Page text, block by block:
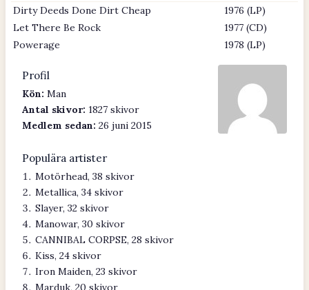
Dirty Deeds Done Dirt Cheap
1976 (LP)
Let There Be Rock
1977 (CD)
Powerage
1978 (LP)
Profil
Kön: Man
Antal skivor: 1827 skivor
Medlem sedan: 26 juni 2015
Populära artister
Motörhead, 38 skivor
Metallica, 34 skivor
Slayer, 32 skivor
Manowar, 30 skivor
CANNIBAL CORPSE, 28 skivor
Kiss, 24 skivor
Iron Maiden, 23 skivor
Marduk, 20 skivor